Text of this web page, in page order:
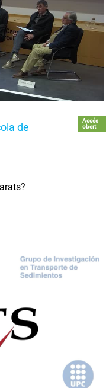
de
Accés
obert